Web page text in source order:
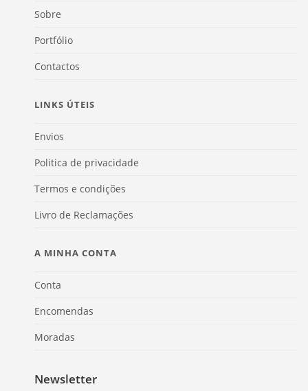
Sobre
Portfólio
Contactos
LINKS ÚTEIS
Envios
Politica de privacidade
Termos e condições
Livro de Reclamações
A MINHA CONTA
Conta
Encomendas
Moradas
Newsletter